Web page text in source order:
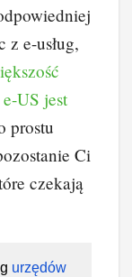
e-usług,
US jest
prostu
Ci
czekają
urzędów